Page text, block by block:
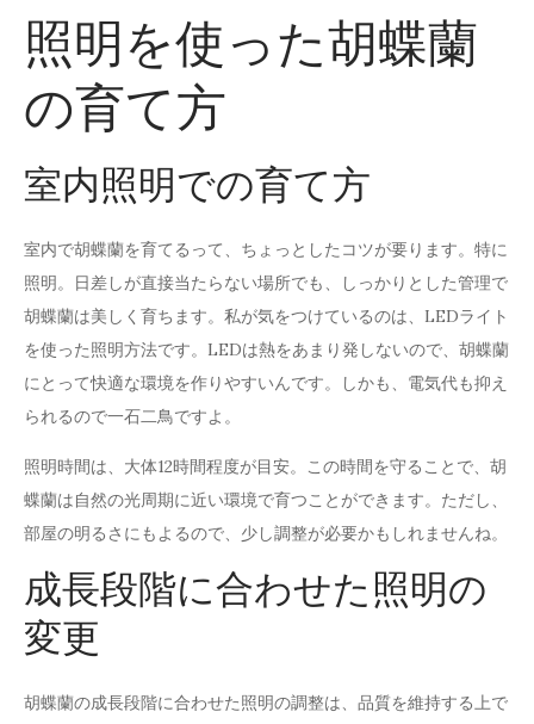
照明を使った胡蝶蘭
の育て方
室内照明での育て方
室内で胡蝶蘭を育てるって、ちょっとしたコツが要ります。特に
照明。日差しが直接当たらない場所でも、しっかりとした管理で
胡蝶蘭は美しく育ちます。私が気をつけているのは、LEDライト
を使った照明方法です。LEDは熱をあまり発しないので、胡蝶蘭
にとって快適な環境を作りやすいんです。しかも、電気代も抑え
られるので一石二鳥ですよ。
照明時間は、大体12時間程度が目安。この時間を守ることで、胡
蝶蘭は自然の光周期に近い環境で育つことができます。ただし、
部屋の明るさにもよるので、少し調整が必要かもしれませんね。
成長段階に合わせた照明の
変更
胡蝶蘭の成長段階に合わせた照明の調整は、品質を維持する上で